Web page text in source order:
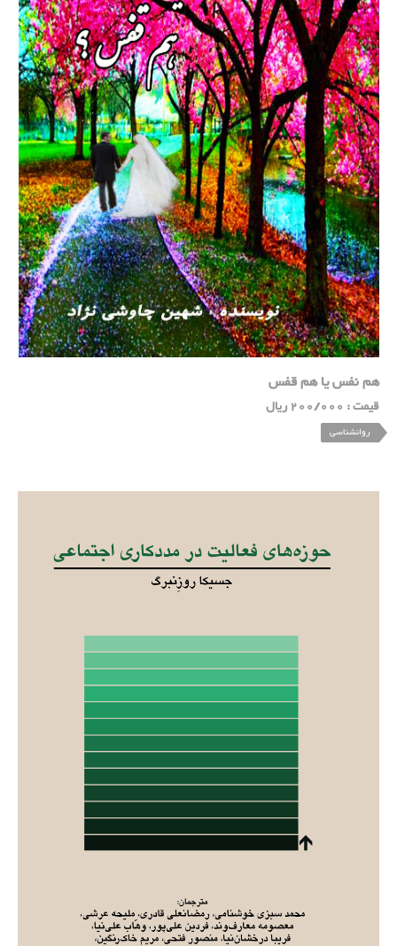
هم نفس یا هم قفس
قیمت : 200/000 ریال
روانشناسی